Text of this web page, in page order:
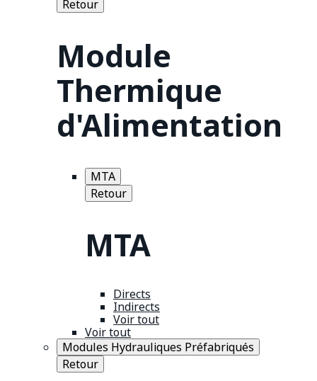
Retour
Module
Thermique
d'Alimentation
MTA
Retour
MTA
Directs
Indirects
Voir tout
Voir tout
Modules Hydrauliques Préfabriqués
Retour